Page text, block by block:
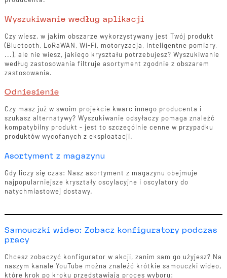
Wyszukiwanie według aplikacji
Czy wiesz, w jakim obszarze wykorzystywany jest Twój produkt
(Bluetooth, LoRaWAN, Wi-Fi, motoryzacja, inteligentne pomiary,
...), ale nie wiesz, jakiego kryształu potrzebujesz? Wyszukiwanie
według zastosowania filtruje asortyment zgodnie z obszarem
zastosowania.
Odniesienie
Czy masz już w swoim projekcie kwarc innego producenta i
szukasz alternatywy? Wyszukiwanie odsyłaczy pomaga znaleźć
kompatybilny produkt - jest to szczególnie cenne w przypadku
produktów wycofanych z eksploatacji.
Asortyment z magazynu
Gdy liczy się czas: Nasz asortyment z magazynu obejmuje
najpopularniejsze kryształy oscylacyjne i oscylatory do
natychmiastowej dostawy.
Samouczki wideo: Zobacz konfiguratory podczas
pracy
Chcesz zobaczyć konfigurator w akcji, zanim sam go użyjesz? Na
naszym kanale YouTube można znaleźć krótkie samouczki wideo,
które krok po kroku przedstawiają proces wyboru: